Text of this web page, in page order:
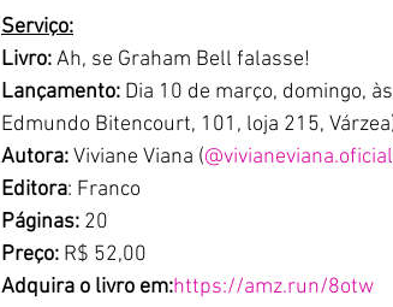
Serviço:
Livro: Ah, se Graham Bell falasse!
Lançamento: Dia 10 de março, domingo,
Edmundo Bitencourt, 101, loja 215,
Autora: Viviane Viana (@vivianeviana.oficial
Editora: Franco
Páginas: 20
Preço: R$ 52,00
Adquira o livro em:https://amz.run/8otw